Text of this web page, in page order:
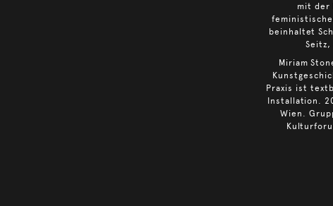
mit der
beinhaltet
Seitz,
Miriam
Praxis ist
Installation.
Wien.